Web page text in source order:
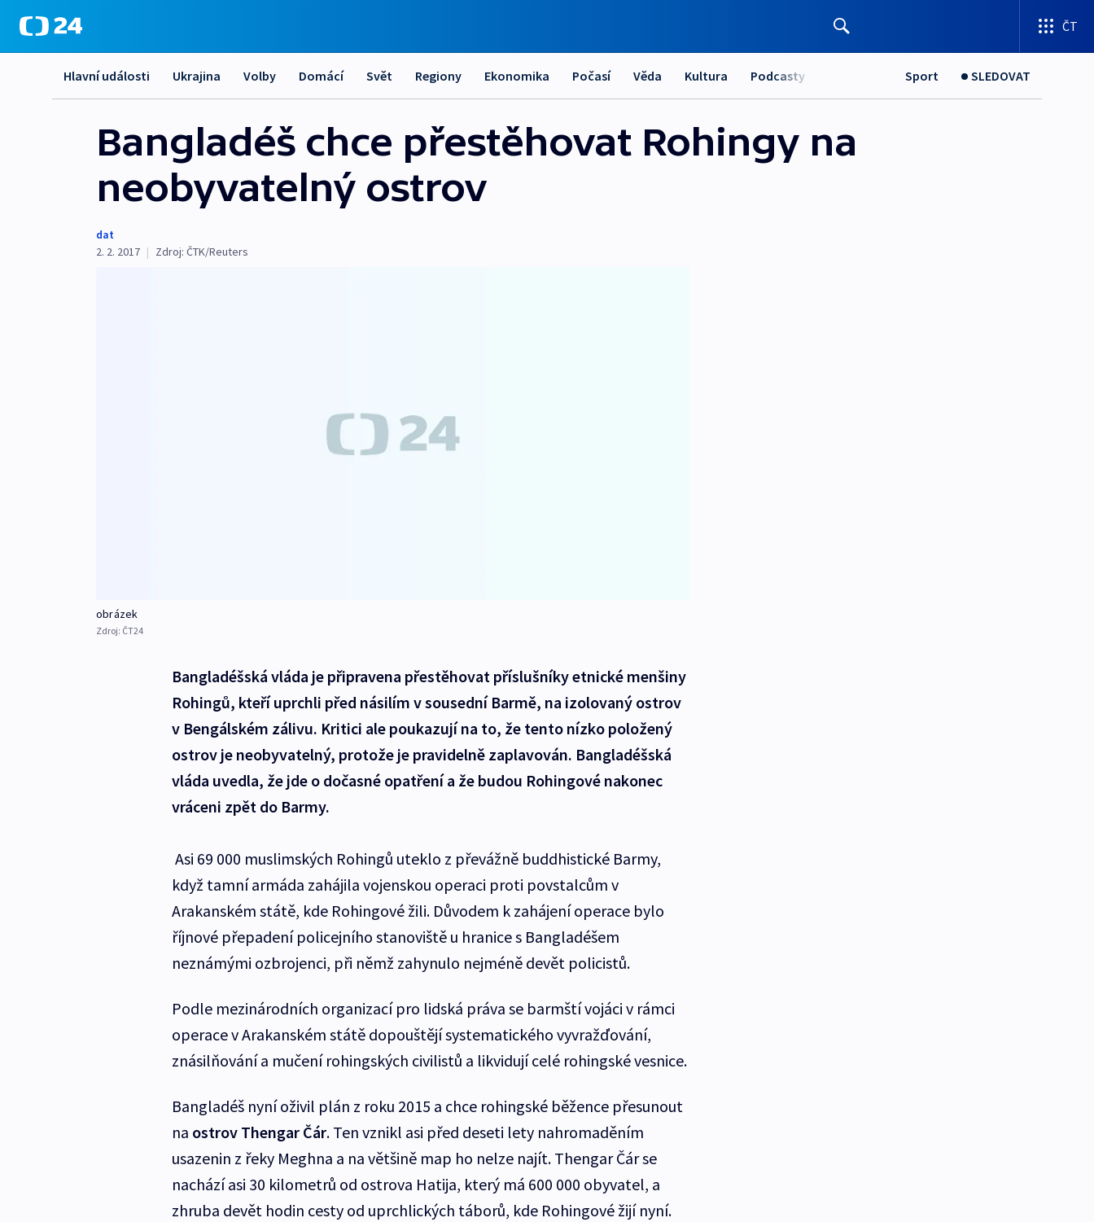
ČT
Hlavní události Ukrajina Volby Domácí Svět Regiony Ekonomika Počasí Věda Kultura Podcasty Sport SLEDOVAT
Bangladéš chce přestěhovat Rohingy na
neobyvatelný ostrov
dat
2. 2. 2017 | Zdroj: ČTK/Reuters
obrázek
Zdroj: ČT24
Bangladéšská vláda je připravena přestěhovat příslušníky etnické menšiny
Rohingů, kteří uprchli před násilím v sousední Barmě, na izolovaný ostrov
v Bengálském zálivu. Kritici ale poukazují na to, že tento nízko položený
ostrov je neobyvatelný, protože je pravidelně zaplavován. Bangladéšská
vláda uvedla, že jde o dočasné opatření a že budou Rohingové nakonec
vráceni zpět do Barmy.
Asi 69 000 muslimských Rohingů uteklo z převážně buddhistické Barmy,
když tamní armáda zahájila vojenskou operaci proti povstalcům v
Arakanském státě, kde Rohingové žili. Důvodem k zahájení operace bylo
říjnové přepadení policejního stanoviště u hranice s Bangladéšem
neznámými ozbrojenci, při němž zahynulo nejméně devět policistů.
Podle mezinárodních organizací pro lidská práva se barmští vojáci v rámci
operace v Arakanském státě dopouštějí systematického vyvražďování,
znásilňování a mučení rohingských civilistů a likvidují celé rohingské vesnice.
Bangladéš nyní oživil plán z roku 2015 a chce rohingské běžence přesunout
na ostrov Thengar Čár. Ten vznikl asi před deseti lety nahromaděním
usazenin z řeky Meghna a na většině map ho nelze najít. Thengar Čár se
nachází asi 30 kilometrů od ostrova Hatija, který má 600 000 obyvatel, a
zhruba devět hodin cesty od uprchlických táborů, kde Rohingové žijí nyní.